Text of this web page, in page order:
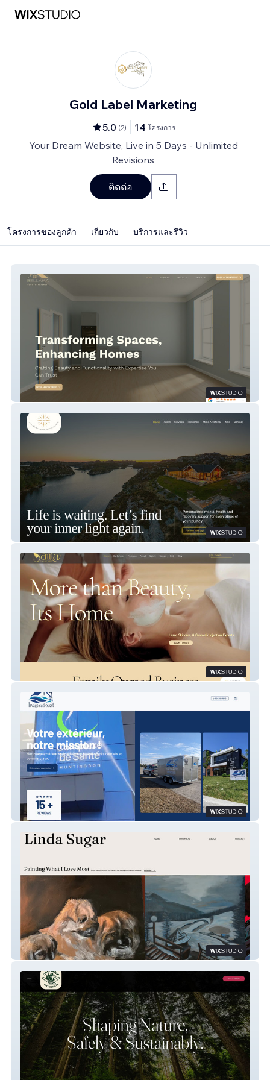
Gold Label Marketing
5.0 (2) 14 โครงการ
Your Dream Website, Live in 5 Days - Unlimited
Revisions
ติดต่อ
โครงการของลูกค้า เกี่ยวกับ บริการและรีวิว
Bellama Home Improvements
Innerlightadvocates
Lavage Sud-Ouest
Linda Sugar